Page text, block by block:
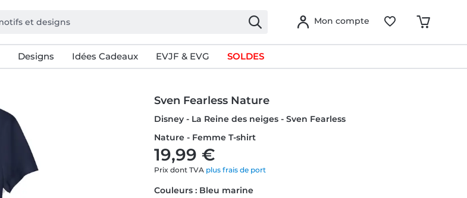
Mon compte
Designs Idées Cadeaux EVJF & EVG SOLDES
Sven Fearless Nature
Disney - La Reine des neiges - Sven Fearless
Nature - Femme T-shirt
19,99 €
Prix dont TVA plus frais de port
Couleurs : Bleu marine